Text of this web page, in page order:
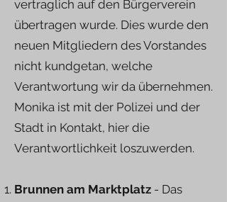
vertraglich auf den Bürgerverein
übertragen wurde. Dies wurde den
neuen Mitgliedern des Vorstandes
nicht kundgetan, welche
Verantwortung wir da übernehmen.
Monika ist mit der Polizei und der
Stadt in Kontakt, hier die
Verantwortlichkeit loszuwerden.
Brunnen am Marktplatz - Das